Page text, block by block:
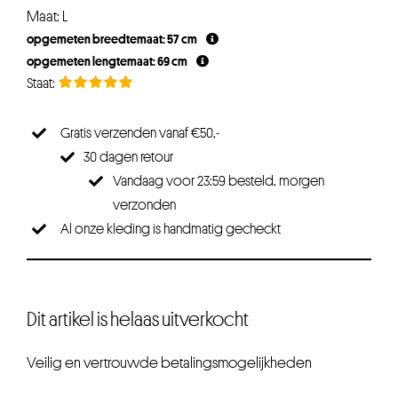
Maat: L
opgemeten breedtemaat: 57 cm
opgemeten lengtemaat: 69 cm
Gratis verzenden vanaf €50,-
30 dagen retour
Vandaag voor 23:59 besteld, morgen
verzonden
Al onze kleding is handmatig gecheckt
Dit artikel is helaas uitverkocht
Veilig en vertrouwde betalingsmogelijkheden